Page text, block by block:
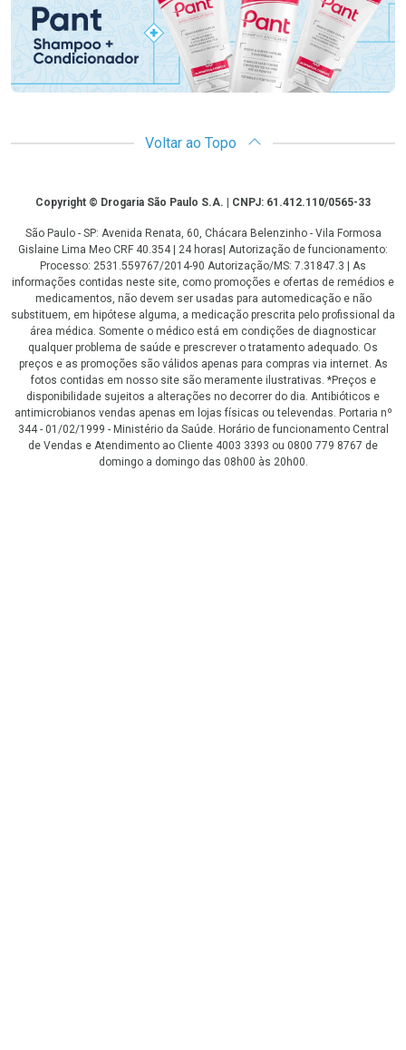
Voltar ao Topo
CopyrightCopyright © Drogaria São Paulo S.A. | CNPJ: 61.412.110/0565-33
São Paulo - SP: Avenida Renata, 60, Chácara Belenzinho - Vila Formosa
Gislaine Lima Meo CRF 40.354 | 24 horas| Autorização de funcionamento:
Processo: 2531.559767/2014-90 Autorização/MS: 7.31847.3 | As
informações contidas neste site, como promoções e ofertas de remédios e
medicamentos, não devem ser usadas para automedicação e não
substituem, em hipótese alguma, a medicação prescrita pelo profissional da
área médica. Somente o médico está em condições de diagnosticar
qualquer problema de saúde e prescrever o tratamento adequado. Os
preços e as promoções são válidos apenas para compras via internet. As
fotos contidas em nosso site são meramente ilustrativas. *Preços e
disponibilidade sujeitos a alterações no decorrer do dia. Antibióticos e
antimicrobianos vendas apenas em lojas físicas ou televendas. Portaria nº
344 - 01/02/1999 - Ministério da Saúde. Horário de funcionamento Central
de Vendas e Atendimento ao Cliente 4003 3393 ou 0800 779 8767 de
domingo a domingo das 08h00 às 20h00.